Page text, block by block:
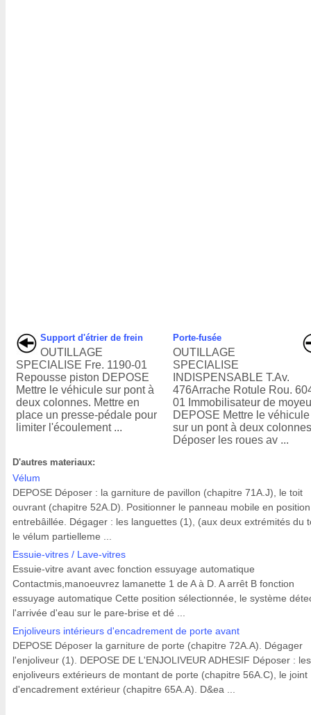
Support d'étrier de frein
OUTILLAGE
SPECIALISE Fre. 1190-01
Repousse piston DEPOSE
Mettre le véhicule sur pont à
deux colonnes. Mettre en
place un presse-pédale pour
limiter l'écoulement ...
Porte-fusée
OUTILLAGE
SPECIALISE
INDISPENSABLE T.Av.
476Arrache Rotule Rou.
01 Immobilisateur de
DEPOSE Mettre le véhicule
sur un pont à deux
Déposer les roues av ...
D'autres materiaux:
Vélum
DEPOSE Déposer : la garniture de pavillon (chapitre 71A.J), le toit
ouvrant (chapitre 52A.D). Positionner le panneau mobile en position
entrebâillée. Dégager : les languettes (1), (aux deux extrémités du
le vélum partielleme ...
Essuie-vitres / Lave-vitres
Essuie-vitre avant avec fonction essuyage automatique
Contactmis,manoeuvrez lamanette 1 de A à D. A arrêt B fonction
essuyage automatique Cette position sélectionnée, le système
l'arrivée d'eau sur le pare-brise et dé ...
Enjoliveurs intérieurs d'encadrement de porte avant
DEPOSE Déposer la garniture de porte (chapitre 72A.A). Dégager
l'enjoliveur (1). DEPOSE DE L'ENJOLIVEUR ADHESIF Déposer : les
enjoliveurs extérieurs de montant de porte (chapitre 56A.C), le joint
d'encadrement extérieur (chapitre 65A.A). D&ea ...